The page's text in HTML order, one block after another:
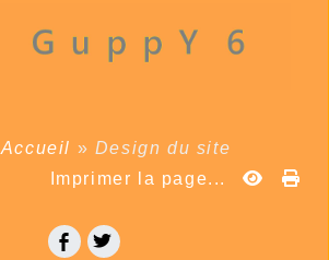
Accueil » Design du site
Imprimer la page...